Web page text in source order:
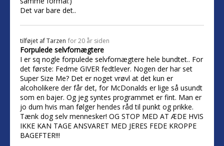
Det var bare det..
tilføjet afTarzen for 20 år siden
Forpulede selvfornægtere
I er sq nogle forpulede selvfornægtere hele bundtet.. For
det første: Fedme GIVER fedtlever. Nogen der har set
Super Size Me? Det er noget vrøvl at det kun er
alcoholikere der får det, for McDonalds er lige så usundt
som en bajer. Og jeg syntes programmet er fint. Man er
jo dum hvis man følger hendes råd til punkt og prikke.
Tænk dog selv mennesker! OG STOP MED AT ÆDE HVIS
IKKE KAN TAGE ANSVARET MED JERES FEDE KROPPE
BAGEFTER!!!